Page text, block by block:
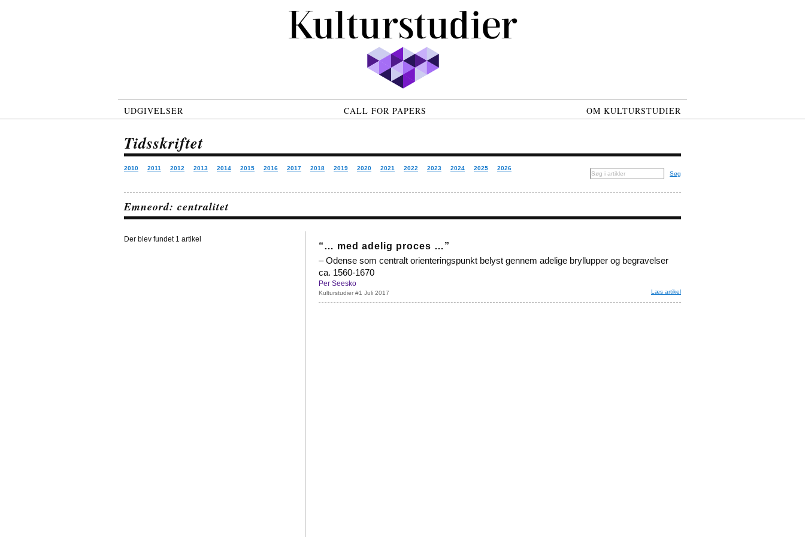
UDGIVELSER CALL FOR PAPERS OM KULTURSTUDIER
Tidsskriftet
2010 2011 2012 2013 2014 2015 2016 2017 2018 2019 2020 2021 2022 2023 2024 2025
2026
Søg
Emneord: centralitet
Der blev fundet 1 artikel
“… med adelig proces …”
– Odense som centralt orienteringspunkt belyst gennem adelige bryllupper og begravelser
ca. 1560-1670
Per Seesko
Kulturstudier #1 Juli 2017 Læs artikel